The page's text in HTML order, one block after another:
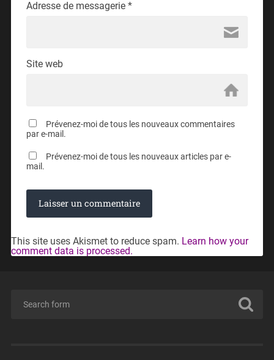
Adresse de messagerie *
Site web
Prévenez-moi de tous les nouveaux commentaires
par e-mail.
Prévenez-moi de tous les nouveaux articles par e-
mail.
This site uses Akismet to reduce spam. Learn how your
comment data is processed.